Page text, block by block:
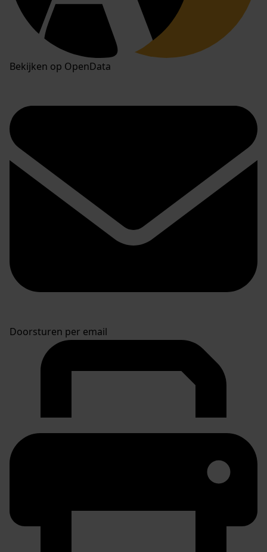
Bekijken op OpenData
Doorsturen per email